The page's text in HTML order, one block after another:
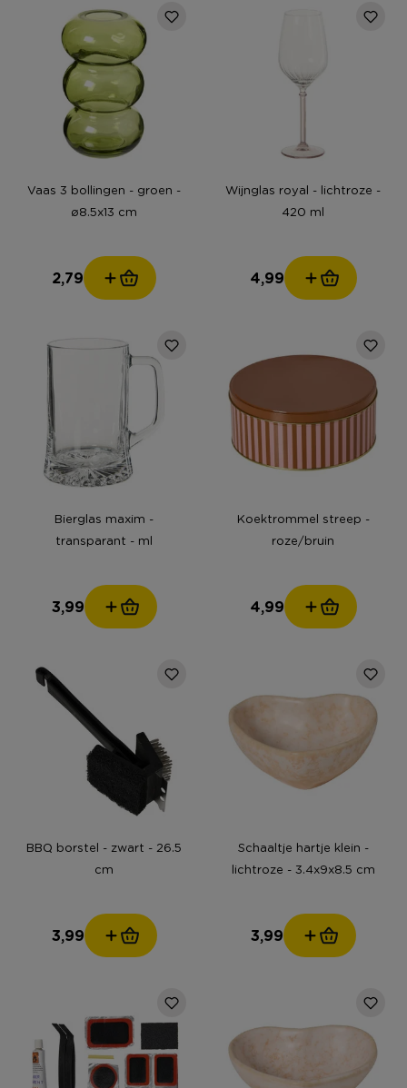
Vaas 3 bollingen - groen -
ø8.5x13 cm
2,79
Wijnglas royal - lichtroze -
420 ml
4,99
Bierglas maxim -
transparant - ml
3,99
Koektrommel streep -
roze/bruin
4,99
BBQ borstel - zwart - 26.5
cm
3,99
Schaaltje hartje klein -
lichtroze - 3.4x9x8.5 cm
3,99